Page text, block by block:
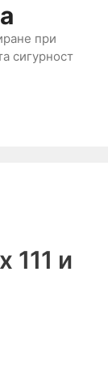
при
сигурност
111 и